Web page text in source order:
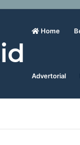
Home
Advertorial